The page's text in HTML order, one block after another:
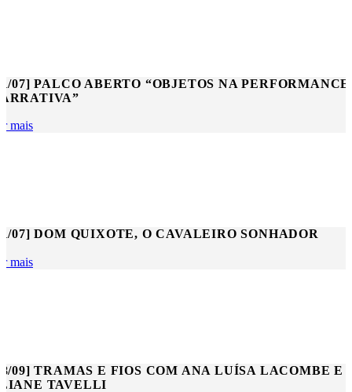
07] PALCO ABERTO “OBJETOS NA PERFORMANCE
mais
07] DOM QUIXOTE, O CAVALEIRO SONHADOR
mais
09] TRAMAS E FIOS COM ANA LUÍSA LACOMBE E
TAVELLI